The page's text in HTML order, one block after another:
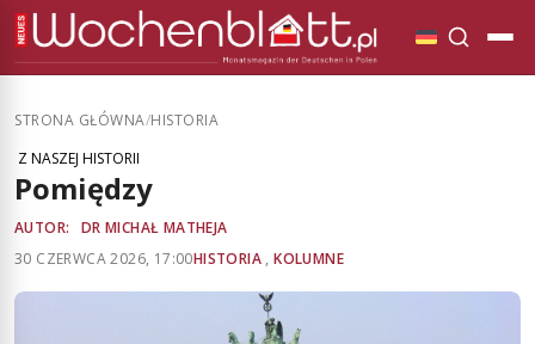
STRONA GŁÓWNA/HISTORIA
Z NASZEJ HISTORII
Pomiędzy
AUTOR:
DR MICHAŁ MATHEJA
30 CZERWCA 2026, 17:00HISTORIA ,KOLUMNE